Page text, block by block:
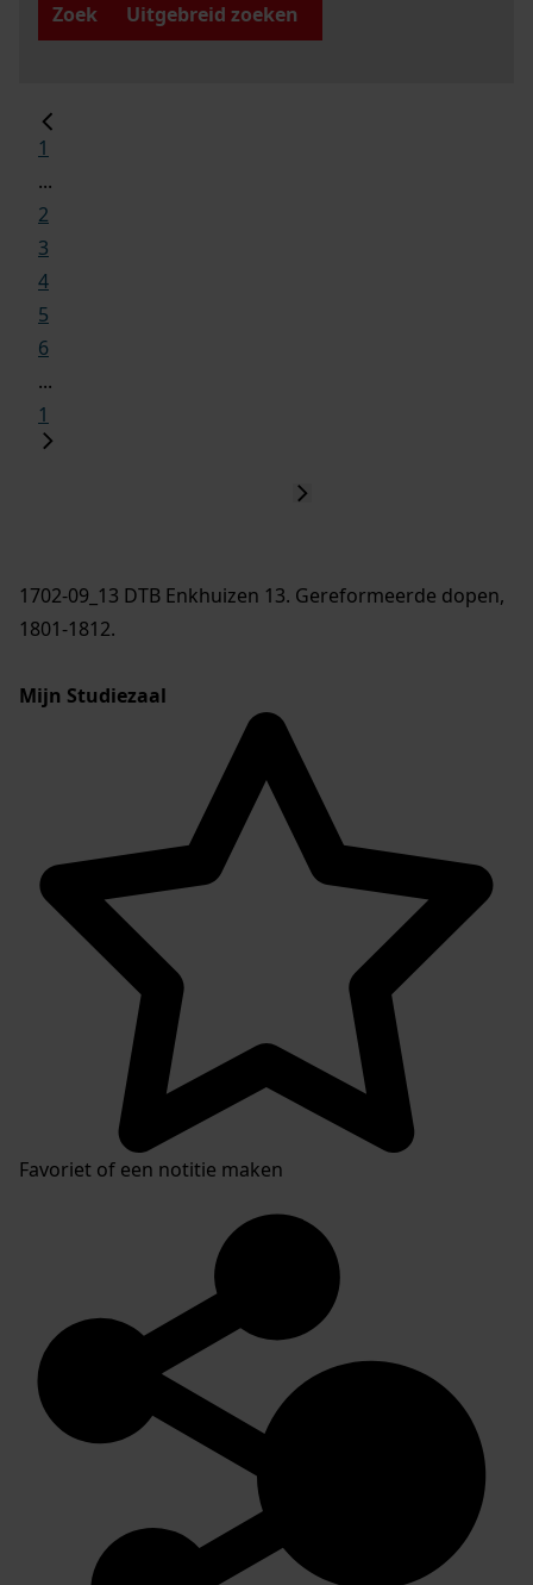
Zoek
Uitgebreid zoeken
1
...
2
3
4
5
6
...
1
1702-09_13 DTB Enkhuizen 13. Gereformeerde dopen,
1801-1812.
Mijn Studiezaal
Favoriet of een notitie maken